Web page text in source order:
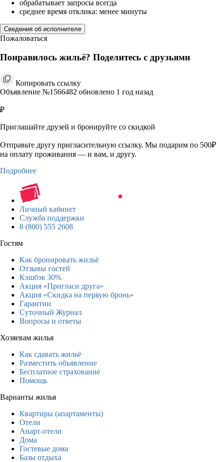
обрабатывает запросы всегда
среднее время отклика: менее минуты
Сведения об исполнителе
Пожаловаться
Понравилось жильё? Поделитесь с друзьями
Копировать ссылку
Объявление №1566482 обновлено 1 год назад
₽
Приглашайте друзей и бронируйте со скидкой
Отправьте другу пригласительную ссылку. Мы подарим по 500₽
на оплату проживания — и вам, и другу.
Подробнее
Личный кабинет
Служба поддержки
8 (800) 555 2608
Гостям
Как бронировать жильё
Отзывы гостей
Кэшбэк 30%
Акция «Пригласи друга»
Акция «Скидка на первую бронь»
Гарантии
Суточный Журнал
Вопросы и ответы
Хозяевам жилья
Как сдавать жильё
Разместить объявление
Бесплатное страхование
Помощь
Варианты жилья
Квартиры (апартаменты)
Отели
Апарт-отели
Дома
Гостевые дома
Базы отдыха